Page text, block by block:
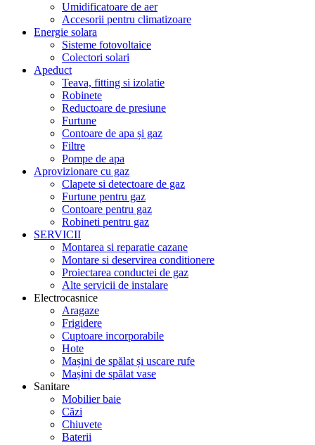
Umidificatoare de aer
Accesorii pentru climatizoare
Energie solara
Sisteme fotovoltaice
Colectori solari
Apeduct
Teava, fitting si izolatie
Robinete
Reductoare de presiune
Furtune
Contoare de apa și gaz
Filtre
Pompe de apa
Aprovizionare cu gaz
Clapete si detectoare de gaz
Furtune pentru gaz
Contoare pentru gaz
Robineti pentru gaz
SERVICII
Montarea si reparatie cazane
Montare si deservirea conditionere
Proiectarea conductei de gaz
Alte servicii de instalare
Electrocasnice
Aragaze
Frigidere
Cuptoare incorporabile
Hote
Mașini de spălat și uscare rufe
Mașini de spălat vase
Sanitare
Mobilier baie
Căzi
Chiuvete
Baterii